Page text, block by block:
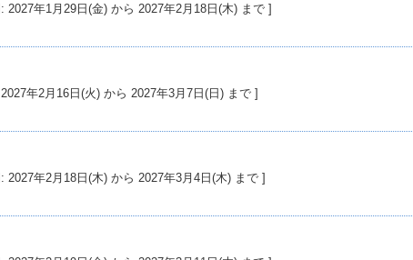
[ 参加募集期間: 2027年1月29日(金) から 2027年2月18日(木) まで ]
[ 参加募集期間: 2027年2月16日(火) から 2027年3月7日(日) まで ]
[ 参加募集期間: 2027年2月18日(木) から 2027年3月4日(木) まで ]